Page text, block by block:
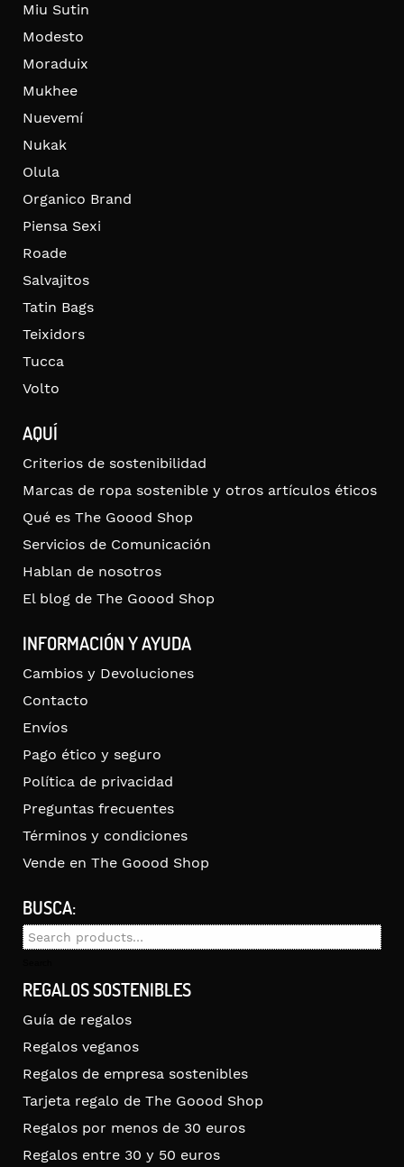
Miu Sutin
Modesto
Moraduix
Mukhee
Nuevemí
Nukak
Olula
Organico Brand
Piensa Sexi
Roade
Salvajitos
Tatin Bags
Teixidors
Tucca
Volto
AQUÍ
Criterios de sostenibilidad
Marcas de ropa sostenible y otros artículos éticos
Qué es The Goood Shop
Servicios de Comunicación
Hablan de nosotros
El blog de The Goood Shop
INFORMACIÓN Y AYUDA
Cambios y Devoluciones
Contacto
Envíos
Pago ético y seguro
Política de privacidad
Preguntas frecuentes
Términos y condiciones
Vende en The Goood Shop
BUSCA:
Search
REGALOS SOSTENIBLES
Guía de regalos
Regalos veganos
Regalos de empresa sostenibles
Tarjeta regalo de The Goood Shop
Regalos por menos de 30 euros
Regalos entre 30 y 50 euros